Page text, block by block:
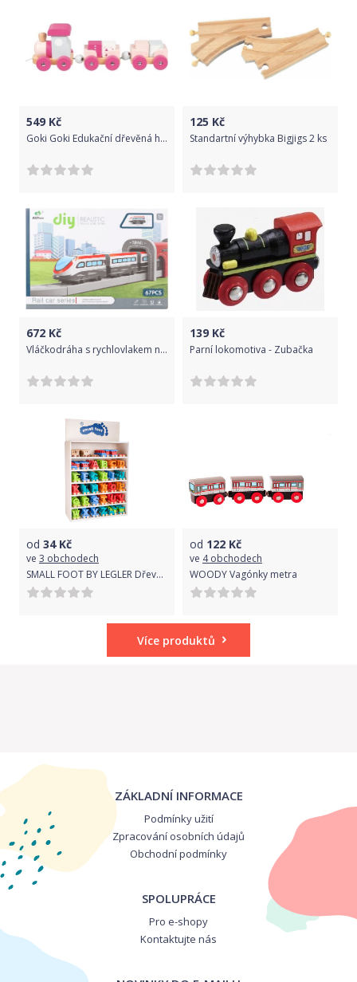
549 Kč
Goki Goki Edukační dřevěná hračka tahací Vláček s kostkami na šňůrce, růžové
125 Kč
Standartní výhybka Bigjigs 2 ks
672 Kč
Vláčkodráha s rychlovlakem na baterie 67 ks
139 Kč
Parní lokomotiva - Zubačka
od 34Kč
ve 3 obchodech
SMALL FOOT BY LEGLER Dřevěný vláček barevná abeceda písmeno A
od 122 Kč
ve 4 obchodech
WOODY Vagónky metra
Více produktů
ZÁKLADNÍ INFORMACE
Podmínky užití
Zpracování osobních údajů
Obchodní podmínky
SPOLUPRÁCE
Pro e-shopy
Kontaktujte nás